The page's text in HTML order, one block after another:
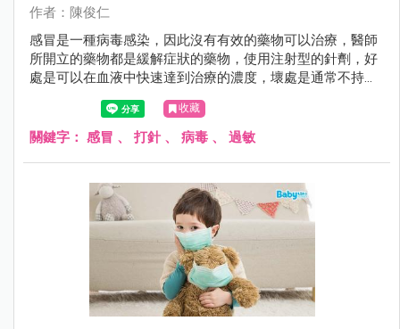
作者：陳俊仁
感冒是一種病毒感染，因此沒有有效的藥物可以治療，醫師
所開立的藥物都是緩解症狀的藥物，使用注射型的針劑，好
處是可以在血液中快速達到治療的濃度，壞處是通常不持
久，時間一到一樣被身體代謝掉。
收藏
關鍵字： 感冒 、 打針 、 病毒 、 過敏